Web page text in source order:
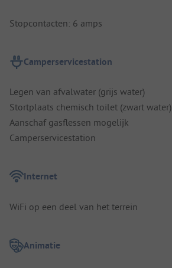
Stopcontacten: 6 amps
Camperservicestation
Legen van afvalwater (grijs water)
Stortplaats chemisch toilet (zwart water)
Aanschaf gasflessen mogelijk
Camperservicestation
Internet
WiFi op een deel van het terrein
Animatie